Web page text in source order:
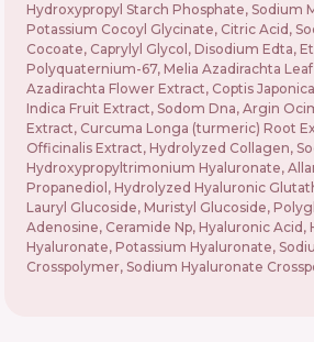
Hydroxypropyl Starch Phosphate, Sodium
Potassium Cocoyl Glycinate, Citric Acid,
Cocoate, Caprylyl Glycol, Disodium Edta,
Polyquaternium-67, Melia Azadirachta
Azadirachta Flower Extract, Coptis
Indica Fruit Extract, Sodom Dna, Argin
Extract, Curcuma Longa (turmeric) Root
Officinalis Extract, Hydrolyzed Collagen,
Hydroxypropyltrimonium Hyaluronate,
Propanediol, Hydrolyzed Hyaluronic
Lauryl Glucoside, Muristyl Glucoside,
Adenosine, Ceramide Np, Hyaluronic Acid,
Hyaluronate, Potassium Hyaluronate,
Crosspolymer, Sodium Hyaluronate